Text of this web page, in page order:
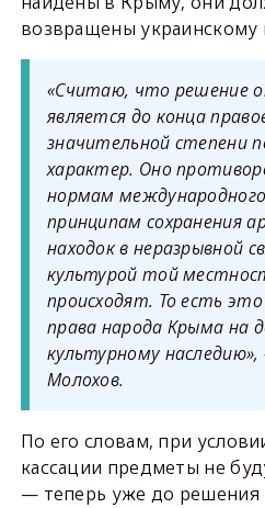
возвращены украинскому
«Считаю, что решение
является до конца
значительной степени
характер. Оно
нормам
принципам сохранения
находок в неразрывной
культурой той
происходят. То есть
права народа Крыма на
культурному
Молохов.
По его словам, при
кассации предметы не
— теперь уже до решения